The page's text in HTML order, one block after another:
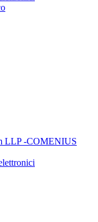
LLP -COMENIUS